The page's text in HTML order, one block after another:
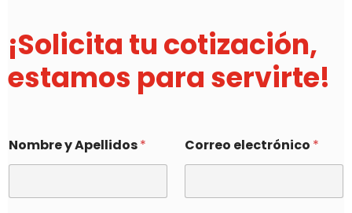
¡Solicita tu cotización,
estamos para servirte!
Nombre y Apellidos* Correo electrónico *